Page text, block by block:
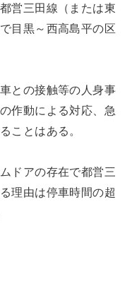
営三田線（または東
目黒～西高島平の区
との接触等の人身事
作動による対応、急
ことはある。
ドアの存在で都営三
理由は停車時間の超